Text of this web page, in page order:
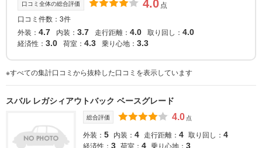
口コミ全体の総合評価 4.0 点
口コミ件数：3件
外装： 4.7 内装： 3.7 走行距離： 4.0 取り回し： 4.0
経済性： 3.0 荷室： 4.3 乗り心地： 3.3
※すべての集計口コミから抜粋した口コミを表示しています
スバル レガシィアウトバック ベースグレード
総合評価 4.0 点
外装： 5 内装： 4 走行距離： 4 取り回し： 4
経済性： 3 荷室： 4 乗り心地： 3